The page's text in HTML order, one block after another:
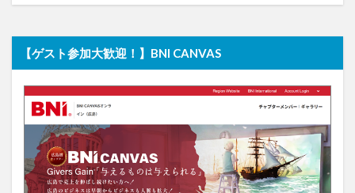
【ゲスト参加大歓迎！】BNI CANVAS